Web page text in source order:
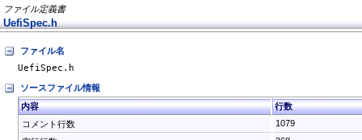
ファイル定義書
UefiSpec.h
ファイル名
UefiSpec.h
ソースファイル情報
内容
行数
コメント行数
1079